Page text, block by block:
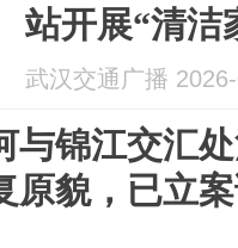
站开展“清洁
武汉交通广播
与锦江交汇
原貌，已立